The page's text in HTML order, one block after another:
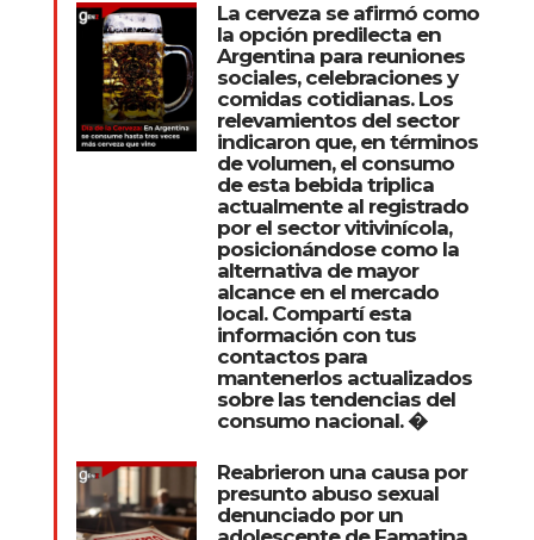
La cerveza se afirmó como
la opción predilecta en
Argentina para reuniones
sociales, celebraciones y
comidas cotidianas. Los
relevamientos del sector
indicaron que, en términos
de volumen, el consumo
de esta bebida triplica
actualmente al registrado
por el sector vitivinícola,
posicionándose como la
alternativa de mayor
alcance en el mercado
local. Compartí esta
información con tus
contactos para
mantenerlos actualizados
sobre las tendencias del
consumo nacional. �
Reabrieron una causa por
presunto abuso sexual
denunciado por un